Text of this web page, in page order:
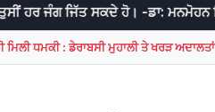
ਸਕਦੇ ਹੋ। -ਡਾ: ਮਨਮੋਹਨ ਸਿੰਘ
ਮਿਲੀ ਧਮਕੀ : ਡੇਰਾਬਸੀ ਮੁਹਾਲੀ ਤੇ ਖਰੜ